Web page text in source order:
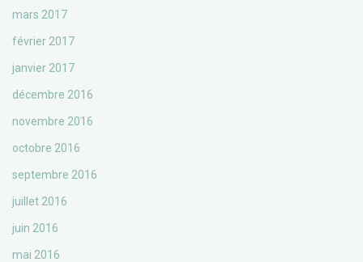
mars 2017
février 2017
janvier 2017
décembre 2016
novembre 2016
octobre 2016
septembre 2016
juillet 2016
juin 2016
mai 2016